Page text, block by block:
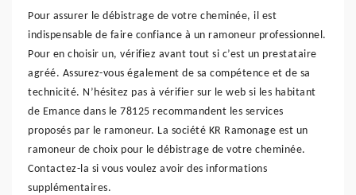
Pour assurer le débistrage de votre cheminée, il est
indispensable de faire confiance à un ramoneur professionnel.
Pour en choisir un, vérifiez avant tout si c’est un prestataire
agréé. Assurez-vous également de sa compétence et de sa
technicité. N’hésitez pas à vérifier sur le web si les habitant
de Emance dans le 78125 recommandent les services
proposés par le ramoneur. La société KR Ramonage est un
ramoneur de choix pour le débistrage de votre cheminée.
Contactez-la si vous voulez avoir des informations
supplémentaires.